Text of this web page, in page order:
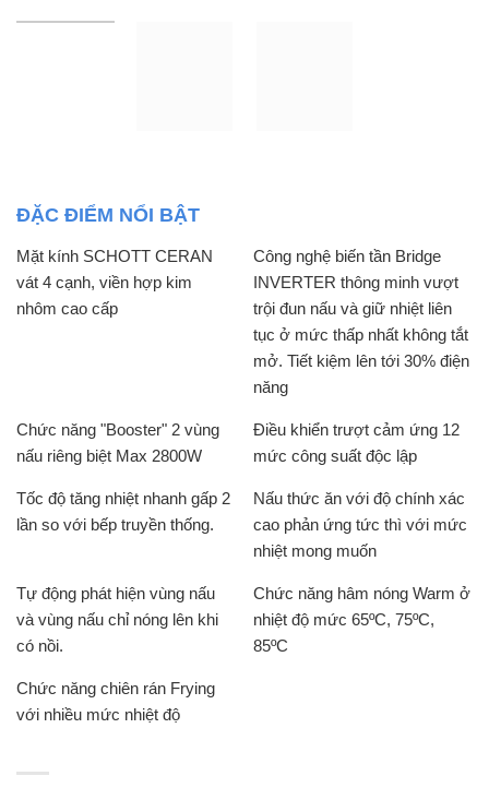
ĐẶC ĐIỂM NỔI BẬT
Mặt kính SCHOTT CERAN
vát 4 cạnh, viền hợp kim
nhôm cao cấp
Công nghệ biến tần Bridge
INVERTER thông minh vượt
trội đun nấu và giữ nhiệt liên
tục ở mức thấp nhất không tắt
mở. Tiết kiệm lên tới 30% điện
năng
Chức năng "Booster" 2 vùng
nấu riêng biệt Max 2800W
Điều khiển trượt cảm ứng 12
mức công suất độc lập
Tốc độ tăng nhiệt nhanh gấp 2
lần so với bếp truyền thống.
Nấu thức ăn với độ chính xác
cao phản ứng tức thì với mức
nhiệt mong muốn
Tự động phát hiện vùng nấu
và vùng nấu chỉ nóng lên khi
có nồi.
Chức năng hâm nóng Warm ở
nhiệt độ mức 65ºC, 75ºC,
85ºC
Chức năng chiên rán Frying
với nhiều mức nhiệt độ